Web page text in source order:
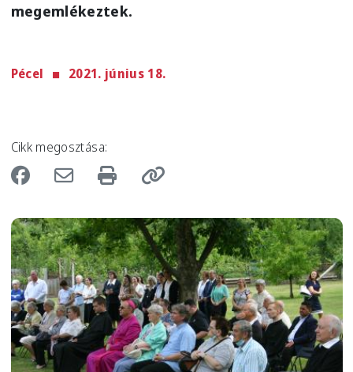
megemlékeztek.
Pécel 2021. június 18.
Cikk megosztása:
Image